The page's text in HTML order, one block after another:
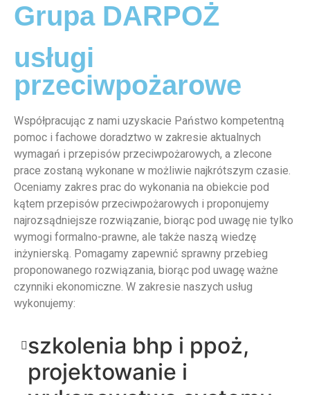
Grupa DARPOŻ
usługi
przeciwpożarowe
Współpracując z nami uzyskacie Państwo kompetentną
pomoc i fachowe doradztwo w zakresie aktualnych
wymagań i przepisów przeciwpożarowych, a zlecone
prace zostaną wykonane w możliwie najkrótszym czasie.
Oceniamy zakres prac do wykonania na obiekcie pod
kątem przepisów przeciwpożarowych i proponujemy
najrozsądniejsze rozwiązanie, biorąc pod uwagę nie tylko
wymogi formalno-prawne, ale także naszą wiedzę
inżynierską. Pomagamy zapewnić sprawny przebieg
proponowanego rozwiązania, biorąc pod uwagę ważne
czynniki ekonomiczne. W zakresie naszych usług
wykonujemy:
szkolenia bhp i ppoż,
projektowanie i